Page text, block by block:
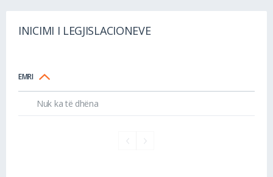
INICIMI I LEGJISLACIONEVE
EMRI
Nuk ka të dhëna